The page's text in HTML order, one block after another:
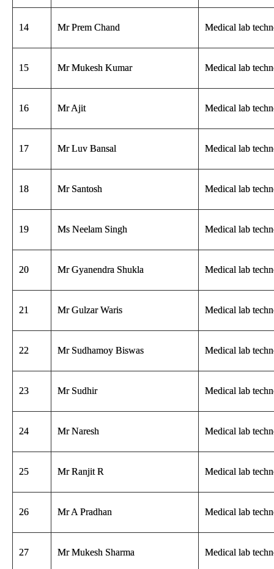
14 Mr Prem Chand Medical lab
15 Mr Mukesh Kumar Medical lab
16 Mr Ajit Medical lab
17 Mr Luv Bansal Medical lab
18 Mr Santosh Medical lab
19 Ms Neelam Singh Medical lab
20 Mr Gyanendra Shukla Medical lab
21 Mr Gulzar Waris Medical lab
22 Mr Sudhamoy Biswas Medical lab
23 Mr Sudhir Medical lab
24 Mr Naresh Medical lab
25 Mr Ranjit R Medical lab
26 Mr A Pradhan Medical lab
27 Mr Mukesh Sharma Medical lab